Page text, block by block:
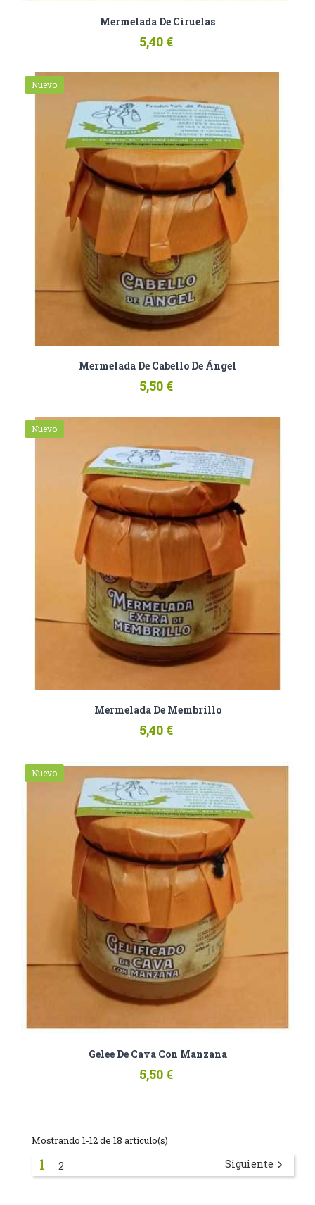
Mermelada De Ciruelas
5,40 €
Nuevo
Mermelada De Cabello De Ángel
5,50 €
Nuevo
Mermelada De Membrillo
5,40 €
Nuevo
Gelee De Cava Con Manzana
5,50 €
Mostrando 1-12 de 18 artículo(s)
1 2 Siguiente 